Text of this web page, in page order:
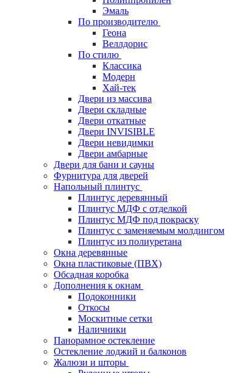
Эмаль
По производителю
Геона
Веллдорис
По стилю
Классика
Модерн
Хай-тек
Двери из массива
Двери складные
Двери откатные
Двери INVISIBLE
Двери невидимки
Двери амбарные
Двери для бани и сауны
Фурнитура для дверей
Напольный плинтус
Плинтус деревянный
Плинтус МДФ с отделкой
Плинтус МДФ под покраску
Плинтус с заменяемым молдингом
Плинтус из полиуретана
Окна деревянные
Окна пластиковые (ПВХ)
Обсадная коробка
Дополнения к окнам
Подоконники
Откосы
Москитные сетки
Наличники
Панорамное остекление
Остекление лоджий и балконов
Жалюзи и шторы